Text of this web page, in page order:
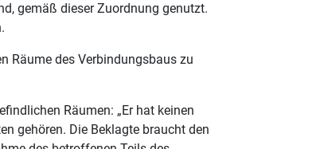
gemäß dieser Zuordnung genutzt.
Räume des Verbindungsbaus zu
Räumen: „Er hat keinen
gehören. Die Beklagte braucht den